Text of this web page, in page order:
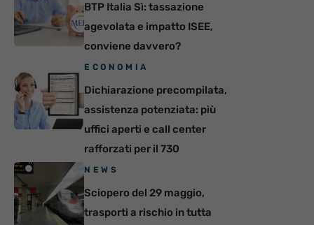
BTP Italia Sì: tassazione
agevolata e impatto ISEE,
conviene davvero?
ECONOMIA
Dichiarazione precompilata,
assistenza potenziata: più
uffici aperti e call center
rafforzati per il 730
NEWS
Sciopero del 29 maggio,
trasporti a rischio in tutta